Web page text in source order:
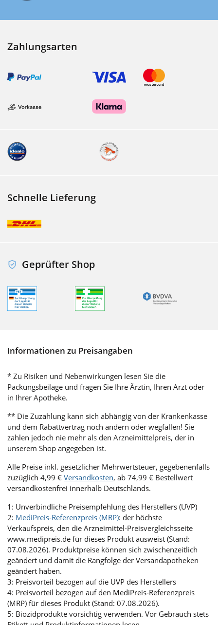
Zahlungsarten
Schnelle Lieferung
Geprüfter Shop
Informationen zu Preisangaben
* Zu Risiken und Nebenwirkungen lesen Sie die
Packungsbeilage und fragen Sie Ihre Ärztin, Ihren Arzt oder
in Ihrer Apotheke.
** Die Zuzahlung kann sich abhängig von der Krankenkasse
und dem Rabattvertrag noch ändern oder wegfallen! Sie
zahlen jedoch nie mehr als den Arzneimittelpreis, der in
unserem Shop angegeben ist.
Alle Preise inkl. gesetzlicher Mehrwertsteuer, gegebenenfalls
zuzüglich 4,99 € Versandkosten, ab 74,99 € Bestellwert
versandkostenfrei innerhalb Deutschlands.
1: Unverbindliche Preisempfehlung des Herstellers (UVP)
2: MediPreis-Referenzpreis (MRP): der höchste
Verkaufspreis, den die Arzneimittel-Preisvergleichsseite
www.medipreis.de für dieses Produkt ausweist (Stand:
07.08.2026). Produktpreise können sich zwischenzeitlich
geändert und damit die Rangfolge der Versandapotheken
geändert haben.
3: Preisvorteil bezogen auf die UVP des Herstellers
4: Preisvorteil bezogen auf den MediPreis-Referenzpreis
(MRP) für dieses Produkt (Stand: 07.08.2026).
5: Biozidprodukte vorsichtig verwenden. Vor Gebrauch stets